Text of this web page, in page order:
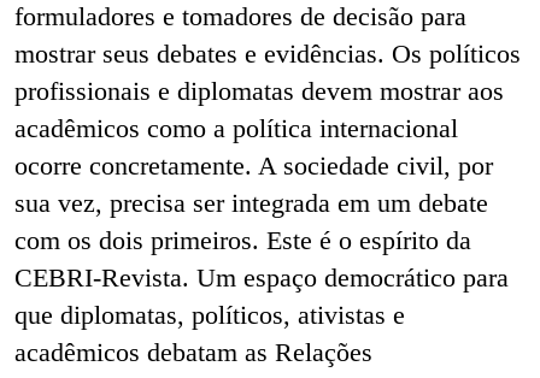
formuladores e tomadores de decisão para
mostrar seus debates e evidências. Os políticos
profissionais e diplomatas devem mostrar aos
acadêmicos como a política internacional
ocorre concretamente. A sociedade civil, por
sua vez, precisa ser integrada em um debate
com os dois primeiros. Este é o espírito da
CEBRI-Revista. Um espaço democrático para
que diplomatas, políticos, ativistas e
acadêmicos debatam as Relações